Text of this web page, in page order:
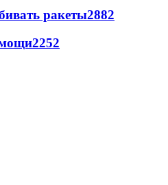
ракеты2882
2252